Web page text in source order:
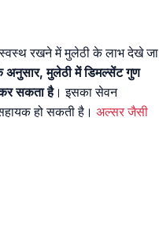
स्वस्थ रखने में मुलेठी के लाभ देखे जा
के अनुसार, मुलेठी में डिमल्सेंट गुण
सकता है। इसका सेवन
हो सकती है। अल्सर जैसी